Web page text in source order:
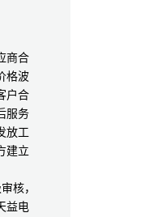
商合
格波
户合
服务
放工
建立
核，
益电